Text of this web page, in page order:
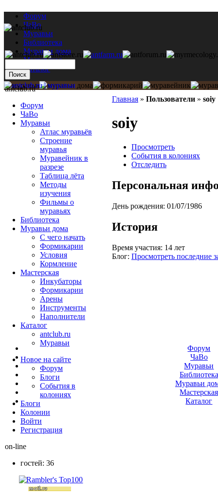
Форум
ЧаВо
Муравьи
Библиотека
Муравьи дома
Мастерская
Каталог
Главная » Пользователи » soiy
soiy
Просмотреть
События в колониях
Отследить
Персональная
День рождения: 01/07/1986
История
Время участия: 14 лет
Блог: Просмотреть последние
antclub.ru
Форум
ЧаВо
Муравьи
Атлас муравьёв
Строение
муравья
Муравейник в
разрезе
Таблица лёта
Методы
изучения
Фильмы о
муравьях
Библиотека
Муравьи дома
С чего начать
Формикарии
Условия
Кормление
Мастерская
Инкубаторы
Формикарии
Арены
Инструменты
Наполнители
Каталог
antclub.ru
Муравьи
Новое на сайте
Форум
Блоги
События в
колониях
Блоги
Колонии
Войти
Peгиcтpaция
on-line
гостей: 36
Форум
ЧаВо
Муравьи
Библиотека
Муравьи
Мастерская
Каталог